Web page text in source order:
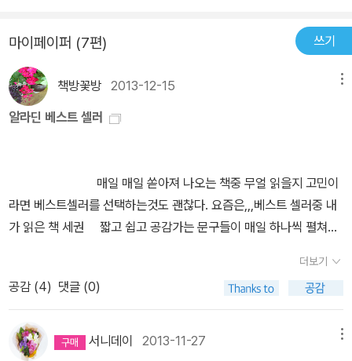
렇다. '사용 후 만족스럽지 못하면 100% 환불' 속에 들어 있는 소유
효과가 우리를 소비로 이끌고 있는 것이며, 추락하는 주식을 계속 보
유하면 언젠가는 다시 오를 것이란 기대에 처분하지 못하는 행동 등
우리가 어렴풋이 알고 있으면서도 확실히 눈치채고 있지 못한 행동들
책 제목처럼 '부자들의 생각법'으로 자신의 자산을 어떻게 지키고 어
떻게 불려나갈 것인지 이야기한다. 이 책은 경제학에 관련된 책이지
만, 행동 경제학이라는 좀더 친근한 느낌의 학문으로 경제에 대해 잘
마이페이퍼 (7편) 쓰기
책방꽃방 2013-12-15
알라딘 베스트 셀러
라면 베스트셀러를 선택하는것도 괜찮다. 요즘은,,,베스트 셀러중 내
가 읽은 책 세권 짧고 쉽고 공감가는 문구들이 매일 하나씩 펼쳐보
글씨에 대한 쉽고 재미난 해설을 들을 수 있는 책,그냥 집에 두고 두고
보면 좋은 책, 꼭 카톨릭 신부의 신앙간증 같은 책이지만우리
의 아픈 전쟁의 상처를 돌아보게 하며사랑이 기적을 이루는 아니 기
적이 사랑이 되는 그런 이야기다. 추운 겨울 움츠러드는 마음에 따스
더보기
공감 (4) 댓글 (0)
서니데이 2013-11-27